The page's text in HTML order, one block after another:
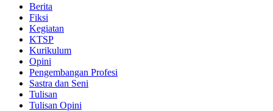
Berita
Fiksi
Kegiatan
KTSP
Kurikulum
Opini
Pengembangan Profesi
Sastra dan Seni
Tulisan
Tulisan Opini